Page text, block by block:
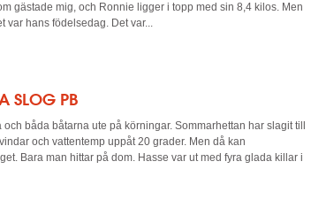
gästade mig, och Ronnie ligger i topp med sin 8,4 kilos. Men
var hans födelsedag. Det var...
SLOG PB
båda båtarna ute på körningar. Sommarhettan har slagit till
och vattentemp uppåt 20 grader. Men då kan
Bara man hittar på dom. Hasse var ut med fyra glada killar i